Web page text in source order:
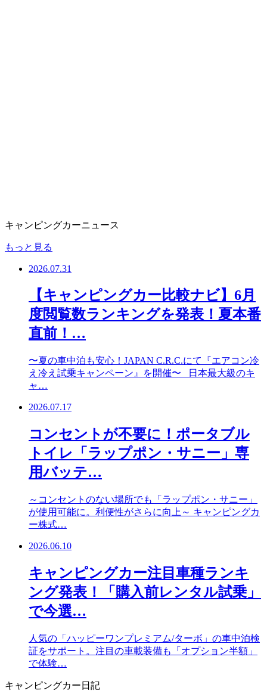
キャンピングカーニュース
もっと見る
2026.07.31
【キャンピングカー比較ナビ】6月
度閲覧数ランキングを発表！夏本番
直前！…
〜夏の車中泊も安心！JAPAN C.R.C.にて『エアコン冷
え冷え試乗キャンペーン』を開催〜 日本最大級のキ
ャ…
2026.07.17
コンセントが不要に！ポータブル
トイレ「ラップポン・サニー」専
用バッテ…
～コンセントのない場所でも「ラップポン・サニー」
が使用可能に。利便性がさらに向上～ キャンピングカ
ー株式…
2026.06.10
キャンピングカー注目車種ランキ
ング発表！「購入前レンタル試乗」
で今選…
人気の「ハッピーワンプレミアム/ターボ」の車中泊検
証をサポート。注目の車載装備も「オプション半額」
で体験…
キャンピングカー日記